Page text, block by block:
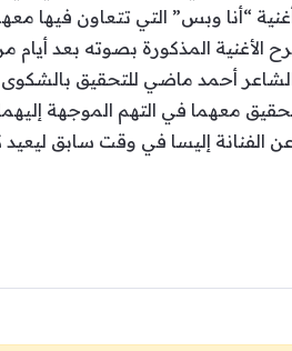
“أنا وبس” التي تتعاون فيها
الأغنية المذكورة بصوته بعد
أحمد ماضي للتحقيق
معهما في التهم الموجهة إليهما
عن الفنانة إليسا في وقت سابق